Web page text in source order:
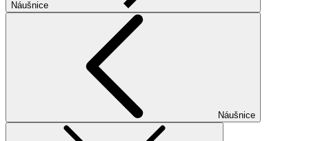
Náušnice
Náušnice